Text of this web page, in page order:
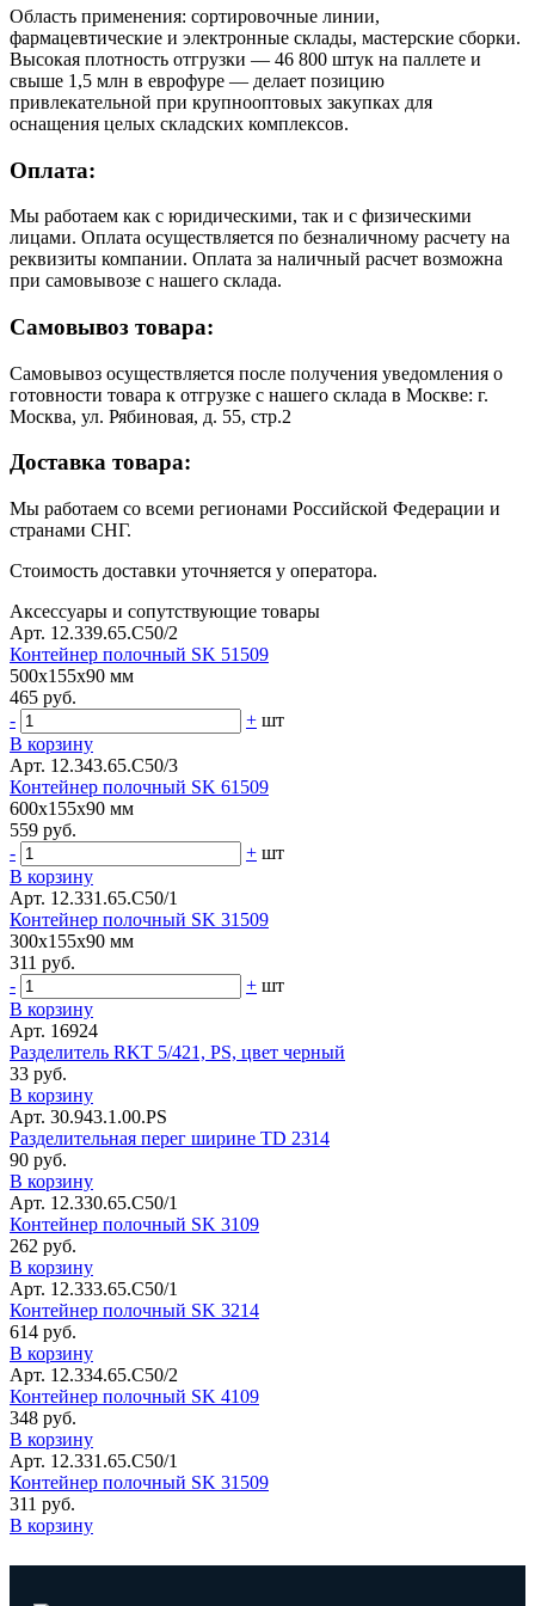
Область применения: сортировочные линии,
фармацевтические и электронные склады, мастерские сборки.
Высокая плотность отгрузки — 46 800 штук на паллете и
свыше 1,5 млн в еврофуре — делает позицию
привлекательной при крупнооптовых закупках для
оснащения целых складских комплексов.
Оплата:
Мы работаем как с юридическими, так и с физическими
лицами. Оплата осуществляется по безналичному расчету на
реквизиты компании. Оплата за наличный расчет возможна
при самовывозе с нашего склада.
Самовывоз товара:
Самовывоз осуществляется после получения уведомления о
готовности товара к отгрузке с нашего склада в Москве: г.
Москва, ул. Рябиновая, д. 55, стр.2
Доставка товара:
Мы работаем со всеми регионами Российской Федерации и
странами СНГ.
Стоимость доставки уточняется у оператора.
Аксессуары и сопутствующие товары
Арт. 12.339.65.С50/2
Контейнер полочный SK 51509
500x155x90 мм
465 руб.
-
+ шт
В корзину
Арт. 12.343.65.С50/3
Контейнер полочный SK 61509
600x155x90 мм
559 руб.
-
+ шт
В корзину
Арт. 12.331.65.С50/1
Контейнер полочный SK 31509
300x155x90 мм
311 руб.
-
+ шт
В корзину
Арт. 16924
Разделитель RKT 5/421, PS, цвет черный
33 руб.
В корзину
Арт. 30.943.1.00.PS
Разделительная перег ширине TD 2314
90 руб.
В корзину
Арт. 12.330.65.С50/1
Контейнер полочный SK 3109
262 руб.
В корзину
Арт. 12.333.65.С50/1
Контейнер полочный SK 3214
614 руб.
В корзину
Арт. 12.334.65.С50/2
Контейнер полочный SK 4109
348 руб.
В корзину
Арт. 12.331.65.С50/1
Контейнер полочный SK 31509
311 руб.
В корзину